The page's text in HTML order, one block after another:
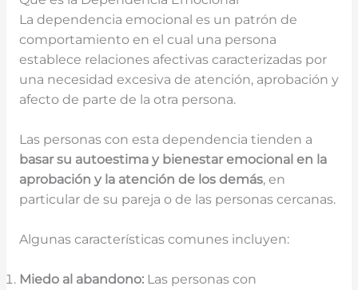
La dependencia emocional es un patrón de
comportamiento en el cual una persona
establece relaciones afectivas caracterizadas por
una necesidad excesiva de atención, aprobación y
afecto de parte de la otra persona.
Las personas con esta dependencia tienden a
basar su autoestima y bienestar emocional en la
aprobación y la atención de los demás, en
particular de su pareja o de las personas cercanas.
Algunas características comunes incluyen:
Miedo al abandono:Las personas con